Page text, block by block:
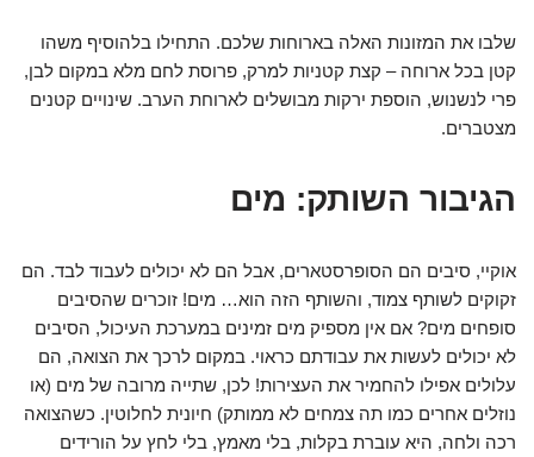
שלבו את המזונות האלה בארוחות שלכם. התחילו בלהוסיף משהו
קטן בכל ארוחה – קצת קטניות למרק, פרוסת לחם מלא במקום לבן,
פרי לנשנוש, הוספת ירקות מבושלים לארוחת הערב. שינויים קטנים
מצטברים.
הגיבור השותק: מים
אוקיי, סיבים הם הסופרסטארים, אבל הם לא יכולים לעבוד לבד. הם
זקוקים לשותף צמוד, והשותף הזה הוא… מים! זוכרים שהסיבים
סופחים מים? אם אין מספיק מים זמינים במערכת העיכול, הסיבים
לא יכולים לעשות את עבודתם כראוי. במקום לרכך את הצואה, הם
עלולים אפילו להחמיר את העצירות! לכן, שתייה מרובה של מים (או
נוזלים אחרים כמו תה צמחים לא ממותק) חיונית לחלוטין. כשהצואה
רכה ולחה, היא עוברת בקלות, בלי מאמץ, בלי לחץ על הורידים